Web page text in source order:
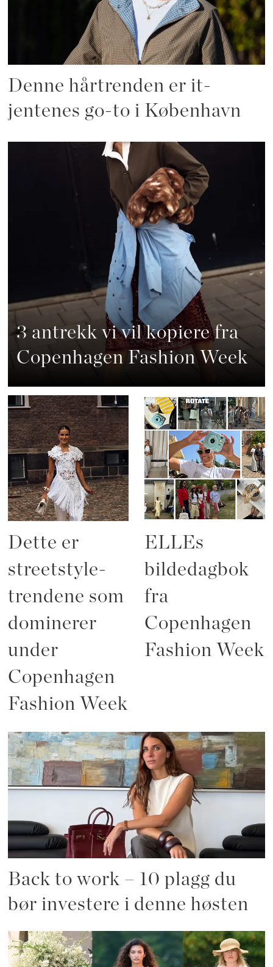
Denne hårtrenden er it-
jentenes go-to i København
3 antrekk vi vil kopiere fra
Copenhagen Fashion Week
Dette er
streetstyle-
trendene som
dominerer
under
Copenhagen
Fashion Week
ELLEs
bildedagbok
fra
Copenhagen
Fashion Week
Back to work – 10 plagg du
bør investere i denne høsten